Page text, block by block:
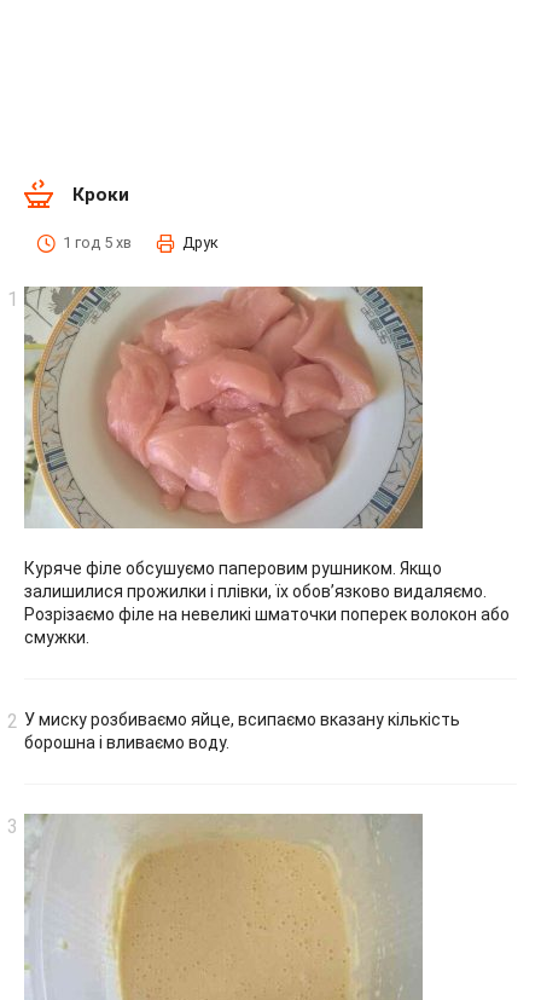
Кроки
1 год 5 хв Друк
Куряче філе обсушуємо паперовим рушником. Якщо
залишилися прожилки і плівки, їх обов’язково видаляємо.
Розрізаємо філе на невеликі шматочки поперек волокон або
смужки.
У миску розбиваємо яйце, всипаємо вказану кількість
борошна і вливаємо воду.